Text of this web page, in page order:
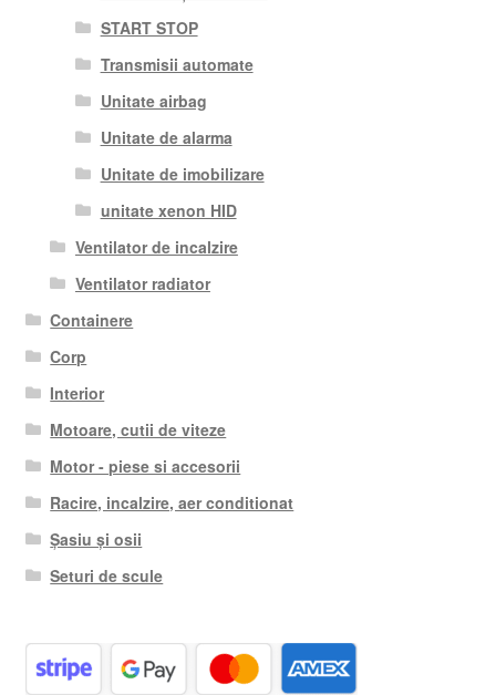
START STOP
Transmisii automate
Unitate airbag
Unitate de alarma
Unitate de imobilizare
unitate xenon HID
Ventilator de incalzire
Ventilator radiator
Containere
Corp
Interior
Motoare, cutii de viteze
Motor - piese si accesorii
Racire, incalzire, aer conditionat
Șasiu și osii
Seturi de scule